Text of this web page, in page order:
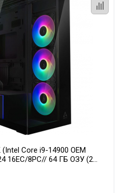
Core i9-14900 OEM
16EC/8PC// 64 ГБ ОЗУ (2
GDDR6X 384-Bit 3xDP